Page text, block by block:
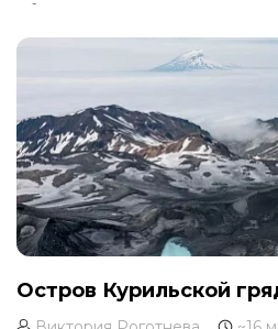
объятия минеральных вод.
Остров Курильской